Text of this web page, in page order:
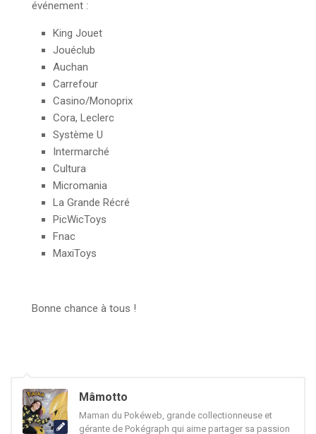
événement :
King Jouet
Jouéclub
Auchan
Carrefour
Casino/Monoprix
Cora, Leclerc
Système U
Intermarché
Cultura
Micromania
La Grande Récré
PicWicToys
Fnac
MaxiToys
Bonne chance à tous !
Mâmotto
Maman du Pokéweb, grande collectionneuse et
gérante de Pokégraph qui aime partager sa passion